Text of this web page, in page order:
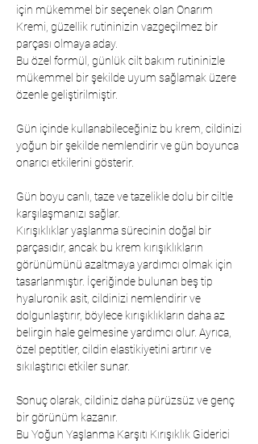
için mükemmel bir seçenek olan Onarım
Kremi, güzellik rutininizin vazgeçilmez bir
parçası olmaya aday.
Bu özel formül, günlük cilt bakım rutininizle
mükemmel bir şekilde uyum sağlamak üzere
özenle geliştirilmiştir.
Gün içinde kullanabileceğiniz bu krem, cildinizi
yoğun bir şekilde nemlendirir ve gün boyunca
onarıcı etkilerini gösterir.
Gün boyu canlı, taze ve tazelikle dolu bir ciltle
karşılaşmanızı sağlar.
Kırışıklıklar yaşlanma sürecinin doğal bir
parçasıdır, ancak bu krem kırışıklıkların
görünümünü azaltmaya yardımcı olmak için
tasarlanmıştır. İçeriğinde bulunan beş tip
hyaluronik asit, cildinizi nemlendirir ve
dolgunlaştırır, böylece kırışıklıkların daha az
belirgin hale gelmesine yardımcı olur. Ayrıca,
özel peptitler, cildin elastikiyetini artırır ve
sıkılaştırıcı etkiler sunar.
Sonuç olarak, cildiniz daha pürüzsüz ve genç
bir görünüm kazanır.
Bu Yoğun Yaşlanma Karşıtı Kırışıklık Giderici